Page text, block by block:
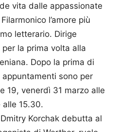
vita dalle appassionate
l’amore più
letterario. Dirige
la prima volta alla
Dopo la prima di
sono per
19, venerdì 31 marzo alle
15.30.
Korchak debutta al